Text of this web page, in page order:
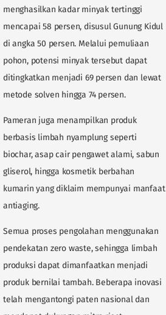
menghasilkan kadar minyak tertinggi
mencapai 58 persen, disusul Gunung Kidul
di angka 50 persen. Melalui pemuliaan
pohon, potensi minyak tersebut dapat
ditingkatkan menjadi 69 persen dan lewat
metode solven hingga 74 persen.
Pameran juga menampilkan produk
berbasis limbah nyamplung seperti
biochar, asap cair pengawet alami, sabun
gliserol, hingga kosmetik berbahan
kumarin yang diklaim mempunyai manfaat
antiaging.
Semua proses pengolahan menggunakan
pendekatan zero waste, sehingga limbah
produksi dapat dimanfaatkan menjadi
produk bernilai tambah. Beberapa inovasi
telah mengantongi paten nasional dan